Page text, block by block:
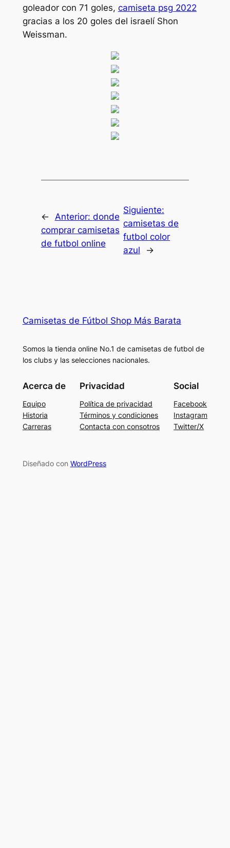
goleador con 71 goles, camiseta psg 2022
gracias a los 20 goles del israelí Shon
Weissman.
← Anterior: donde
comprar camisetas
de futbol online
Siguiente:
camisetas de
futbol color
azul
→
Camisetas de Fútbol Shop Más Barata
Somos la tienda online No.1 de camisetas de futbol de
los clubs y las selecciones nacionales.
Acerca de
Equipo
Historia
Carreras
Privacidad
Política de privacidad
Términos y condiciones
Contacta con consotros
Social
Facebook
Instagram
Twitter/X
Diseñado con WordPress